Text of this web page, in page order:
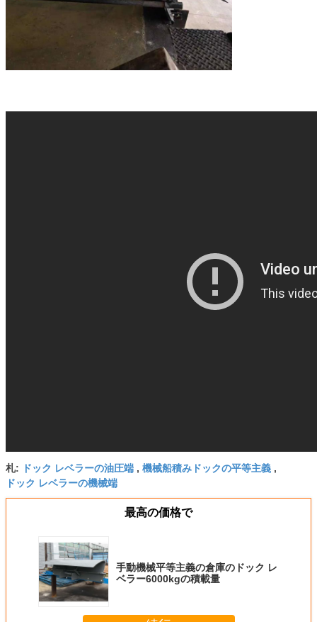
札: ドック レベラーの油圧端 , 機械船積みドックの平等主義 ,
ドック レベラーの機械端
最高の価格で
手動機械平等主義の倉庫のドック レ
ベラー6000kgの積載量